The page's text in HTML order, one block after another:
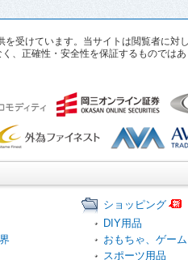
受けています。当サイトは閲覧者に対
、正確性・安全性を保証するものでは
ショッピング
DIY用品
おもちゃ、ゲーム
スポーツ用品